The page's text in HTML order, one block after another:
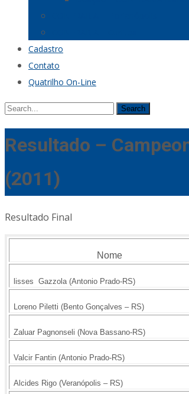
Cadastro
Contato
Quatrilho On-Line
Search
Resultado –
(2011)
Resultado Final
Nome
lisses Gazzola (Antonio Prado-RS)
Loreno Piletti (Bento Gonçalves – RS)
Zaluar Pagnonseli (Nova Bassano-RS)
Valcir Fantin (Antonio Prado-RS)
Alcides Rigo (Veranópolis – RS)